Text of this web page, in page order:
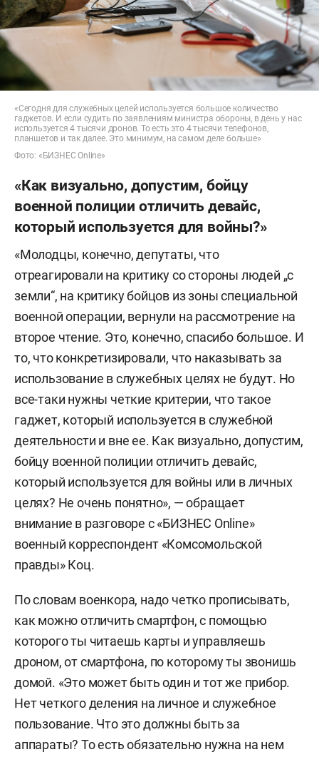
«Сегодня для служебных целей используется большое количество
гаджетов. И если судить по заявлениям министра обороны, в день у нас
используется 4 тысячи дронов. То есть это 4 тысячи телефонов,
планшетов и так далее. Это минимум, на самом деле больше»
Фото: «БИЗНЕС Online»
«Как визуально, допустим, бойцу
военной полиции отличить девайс,
который используется для войны?»
«Молодцы, конечно, депутаты, что
отреагировали на критику со стороны людей „с
земли“, на критику бойцов из зоны специальной
военной операции, вернули на рассмотрение на
второе чтение. Это, конечно, спасибо большое. И
то, что конкретизировали, что наказывать за
использование в служебных целях не будут. Но
все-таки нужны четкие критерии, что такое
гаджет, который используется в служебной
деятельности и вне ее. Как визуально, допустим,
бойцу военной полиции отличить девайс,
который используется для войны или в личных
целях? Не очень понятно», — обращает
внимание в разговоре с «БИЗНЕС Online»
военный корреспондент «Комсомольской
правды» Коц.
По словам военкора, надо четко прописывать,
как можно отличить смартфон, с помощью
которого ты читаешь карты и управляешь
дроном, от смартфона, по которому ты звонишь
домой. «Это может быть один и тот же прибор.
Нет четкого деления на личное и служебное
пользование. Что это должны быть за
аппараты? То есть обязательно нужна на нем